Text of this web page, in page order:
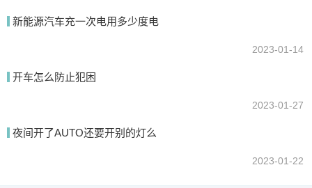
新能源汽车充一次电用多少度电
2023-01-14
开车怎么防止犯困
2023-01-27
夜间开了AUTO还要开别的灯么
2023-01-22